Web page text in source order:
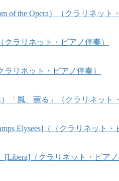
of the Opera）（クラリネット
ラリネット・ピアノ伴奏）
リネット・ピアノ伴奏）
「風、薫る」（クラリネット
Elysees]（（クラリネット・
（クラリネット・ピアノ